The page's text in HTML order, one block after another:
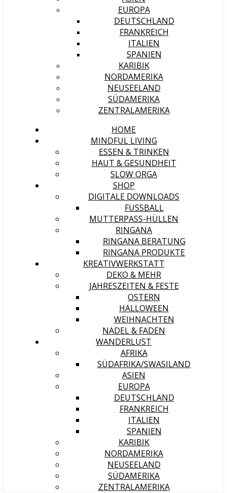
EUROPA
DEUTSCHLAND
FRANKREICH
ITALIEN
SPANIEN
KARIBIK
NORDAMERIKA
NEUSEELAND
SÜDAMERIKA
ZENTRALAMERIKA
HOME
MINDFUL LIVING
ESSEN & TRINKEN
HAUT & GESUNDHEIT
SLOW ORGA
SHOP
DIGITALE DOWNLOADS
FUSSBALL
MUTTERPASS-HÜLLEN
RINGANA
RINGANA BERATUNG
RINGANA PRODUKTE
KREATIVWERKSTATT
DEKO & MEHR
JAHRESZEITEN & FESTE
OSTERN
HALLOWEEN
WEIHNACHTEN
NADEL & FADEN
WANDERLUST
AFRIKA
SÜDAFRIKA/SWASILAND
ASIEN
EUROPA
DEUTSCHLAND
FRANKREICH
ITALIEN
SPANIEN
KARIBIK
NORDAMERIKA
NEUSEELAND
SÜDAMERIKA
ZENTRALAMERIKA